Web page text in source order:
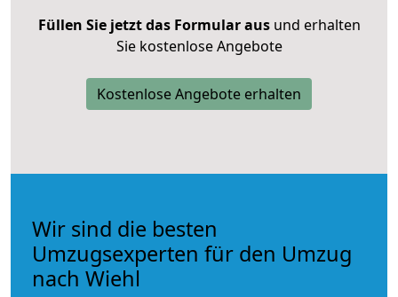
Füllen Sie jetzt das Formular ausund erhalten
Sie kostenlose Angebote
Kostenlose Angebote erhalten
Wir sind die besten
Umzugsexperten für den Umzug
nach Wiehl